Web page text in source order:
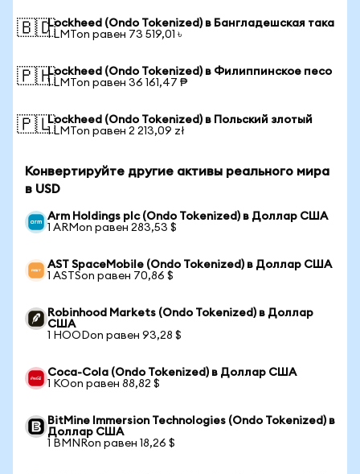
🇧🇩Lockheed (Ondo Tokenized) в Бангладешская така
1 LMTon равен 73 519,01 ৳
🇵🇭Lockheed (Ondo Tokenized) в Филиппинское песо
1 LMTon равен 36 161,47 ₱
🇵🇱Lockheed (Ondo Tokenized) в Польский злотый
1 LMTon равен 2 213,09 zł
Конвертируйте другие активы реального мира
в USD
Arm Holdings plc (Ondo Tokenized) в Доллар США
1 ARMon равен 283,53 $
AST SpaceMobile (Ondo Tokenized) в Доллар США
1 ASTSon равен 70,86 $
Robinhood Markets (Ondo Tokenized) в Доллар
США
1 HOODon равен 93,28 $
Coca-Cola (Ondo Tokenized) в Доллар США
1 KOon равен 88,82 $
BitMine Immersion Technologies (Ondo Tokenized) в
Доллар США
1 BMNRon равен 18,26 $